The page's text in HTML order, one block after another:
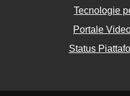
Tecnologie
Portale
Status